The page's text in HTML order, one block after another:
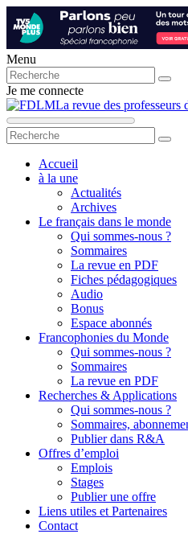
Menu
Je me connecte
La revue des professeurs
Accueil
à la une
Actualités
Archives
Le français dans le monde
Qui sommes-nous ?
Sommaires
La revue en PDF
Fiches pédagogiques
Audio
Bonus
Espace abonnés
Francophonies du Monde
Qui sommes-nous ?
Sommaires
La revue en PDF
Recherches & Applications
Qui sommes-nous ?
Sommaires,
Publier dans R&A
Offres d’emploi
Emplois
Stages
Publier une offre
Liens utiles et Partenaires
Contact